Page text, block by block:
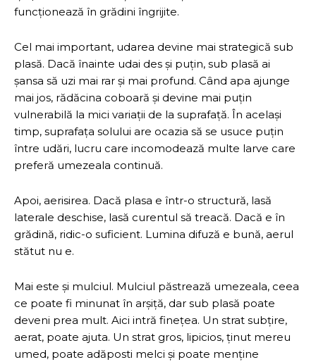
funcționează în grădini îngrijite.
Cel mai important, udarea devine mai strategică sub
plasă. Dacă înainte udai des și puțin, sub plasă ai
șansa să uzi mai rar și mai profund. Când apa ajunge
mai jos, rădăcina coboară și devine mai puțin
vulnerabilă la mici variații de la suprafață. În același
timp, suprafața solului are ocazia să se usuce puțin
între udări, lucru care incomodează multe larve care
preferă umezeala continuă.
Apoi, aerisirea. Dacă plasa e într-o structură, lasă
laterale deschise, lasă curentul să treacă. Dacă e în
grădină, ridic-o suficient. Lumina difuză e bună, aerul
stătut nu e.
Mai este și mulciul. Mulciul păstrează umezeala, ceea
ce poate fi minunat în arșiță, dar sub plasă poate
deveni prea mult. Aici intră finețea. Un strat subțire,
aerat, poate ajuta. Un strat gros, lipicios, ținut mereu
umed, poate adăposti melci și poate menține